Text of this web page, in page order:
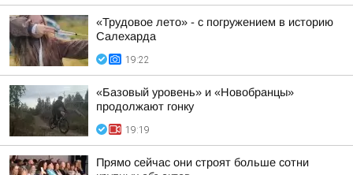
«Трудовое лето» - с погружением в историю
Салехарда
19:22
«Базовый уровень» и «Новобранцы»
продолжают гонку
19:19
Прямо сейчас они строят больше сотни